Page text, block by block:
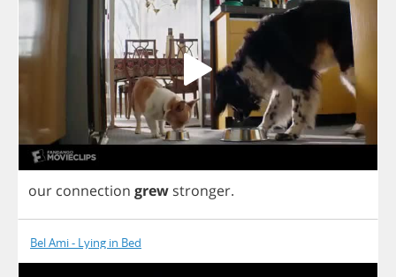
our connection grew stronger.
Bel Ami - Lying in Bed